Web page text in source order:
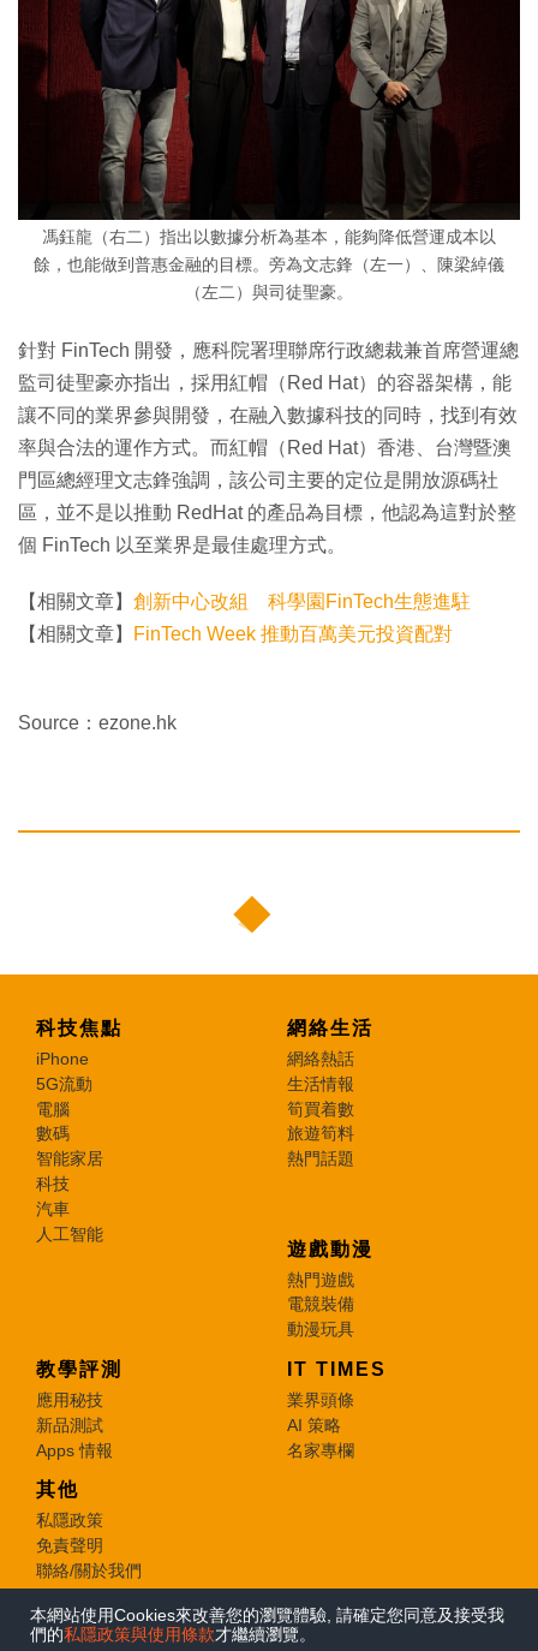
本網站使用Cookies來改善您的瀏覽體驗, 請確定您同意及接受我
們的私隱政策與使用條款才繼續瀏覽。
馮鈺龍（右二）指出以數據分析為基本，能夠降低營運成本以
餘，也能做到普惠金融的目標。旁為文志鋒（左一）、陳梁綽儀
（左二）與司徒聖豪。
針對 FinTech 開發，應科院署理聯席行政總裁兼首席營運總
監司徒聖豪亦指出，採用紅帽（Red Hat）的容器架構，能
讓不同的業界參與開發，在融入數據科技的同時，找到有效
率與合法的運作方式。而紅帽（Red Hat）香港、台灣暨澳
門區總經理文志鋒強調，該公司主要的定位是開放源碼社
區，並不是以推動 RedHat 的產品為目標，他認為這對於整
個 FinTech 以至業界是最佳處理方式。
【相關文章】 創新中心改組 科學園FinTech生態進駐
【相關文章】
FinTech Week 推動百萬美元投資配對
Source：ezone.hk
科技焦點
iPhone
5G流動
電腦
數碼
智能家居
科技
汽車
人工智能
網絡生活
網絡熱話
生活情報
筍買着數
旅遊筍料
熱門話題
遊戲動漫
熱門遊戲
電競裝備
動漫玩具
教學評測
應用秘技
新品測試
Apps 情報
IT TIMES
業界頭條
AI 策略
名家專欄
其他
私隱政策
免責聲明
聯絡/關於我們
© 2026 e-zone. All Rights Reserved.